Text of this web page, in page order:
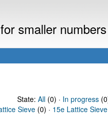
smaller
State: All(0) · In progress
Sieve (0) · 15e Lattice Sieve